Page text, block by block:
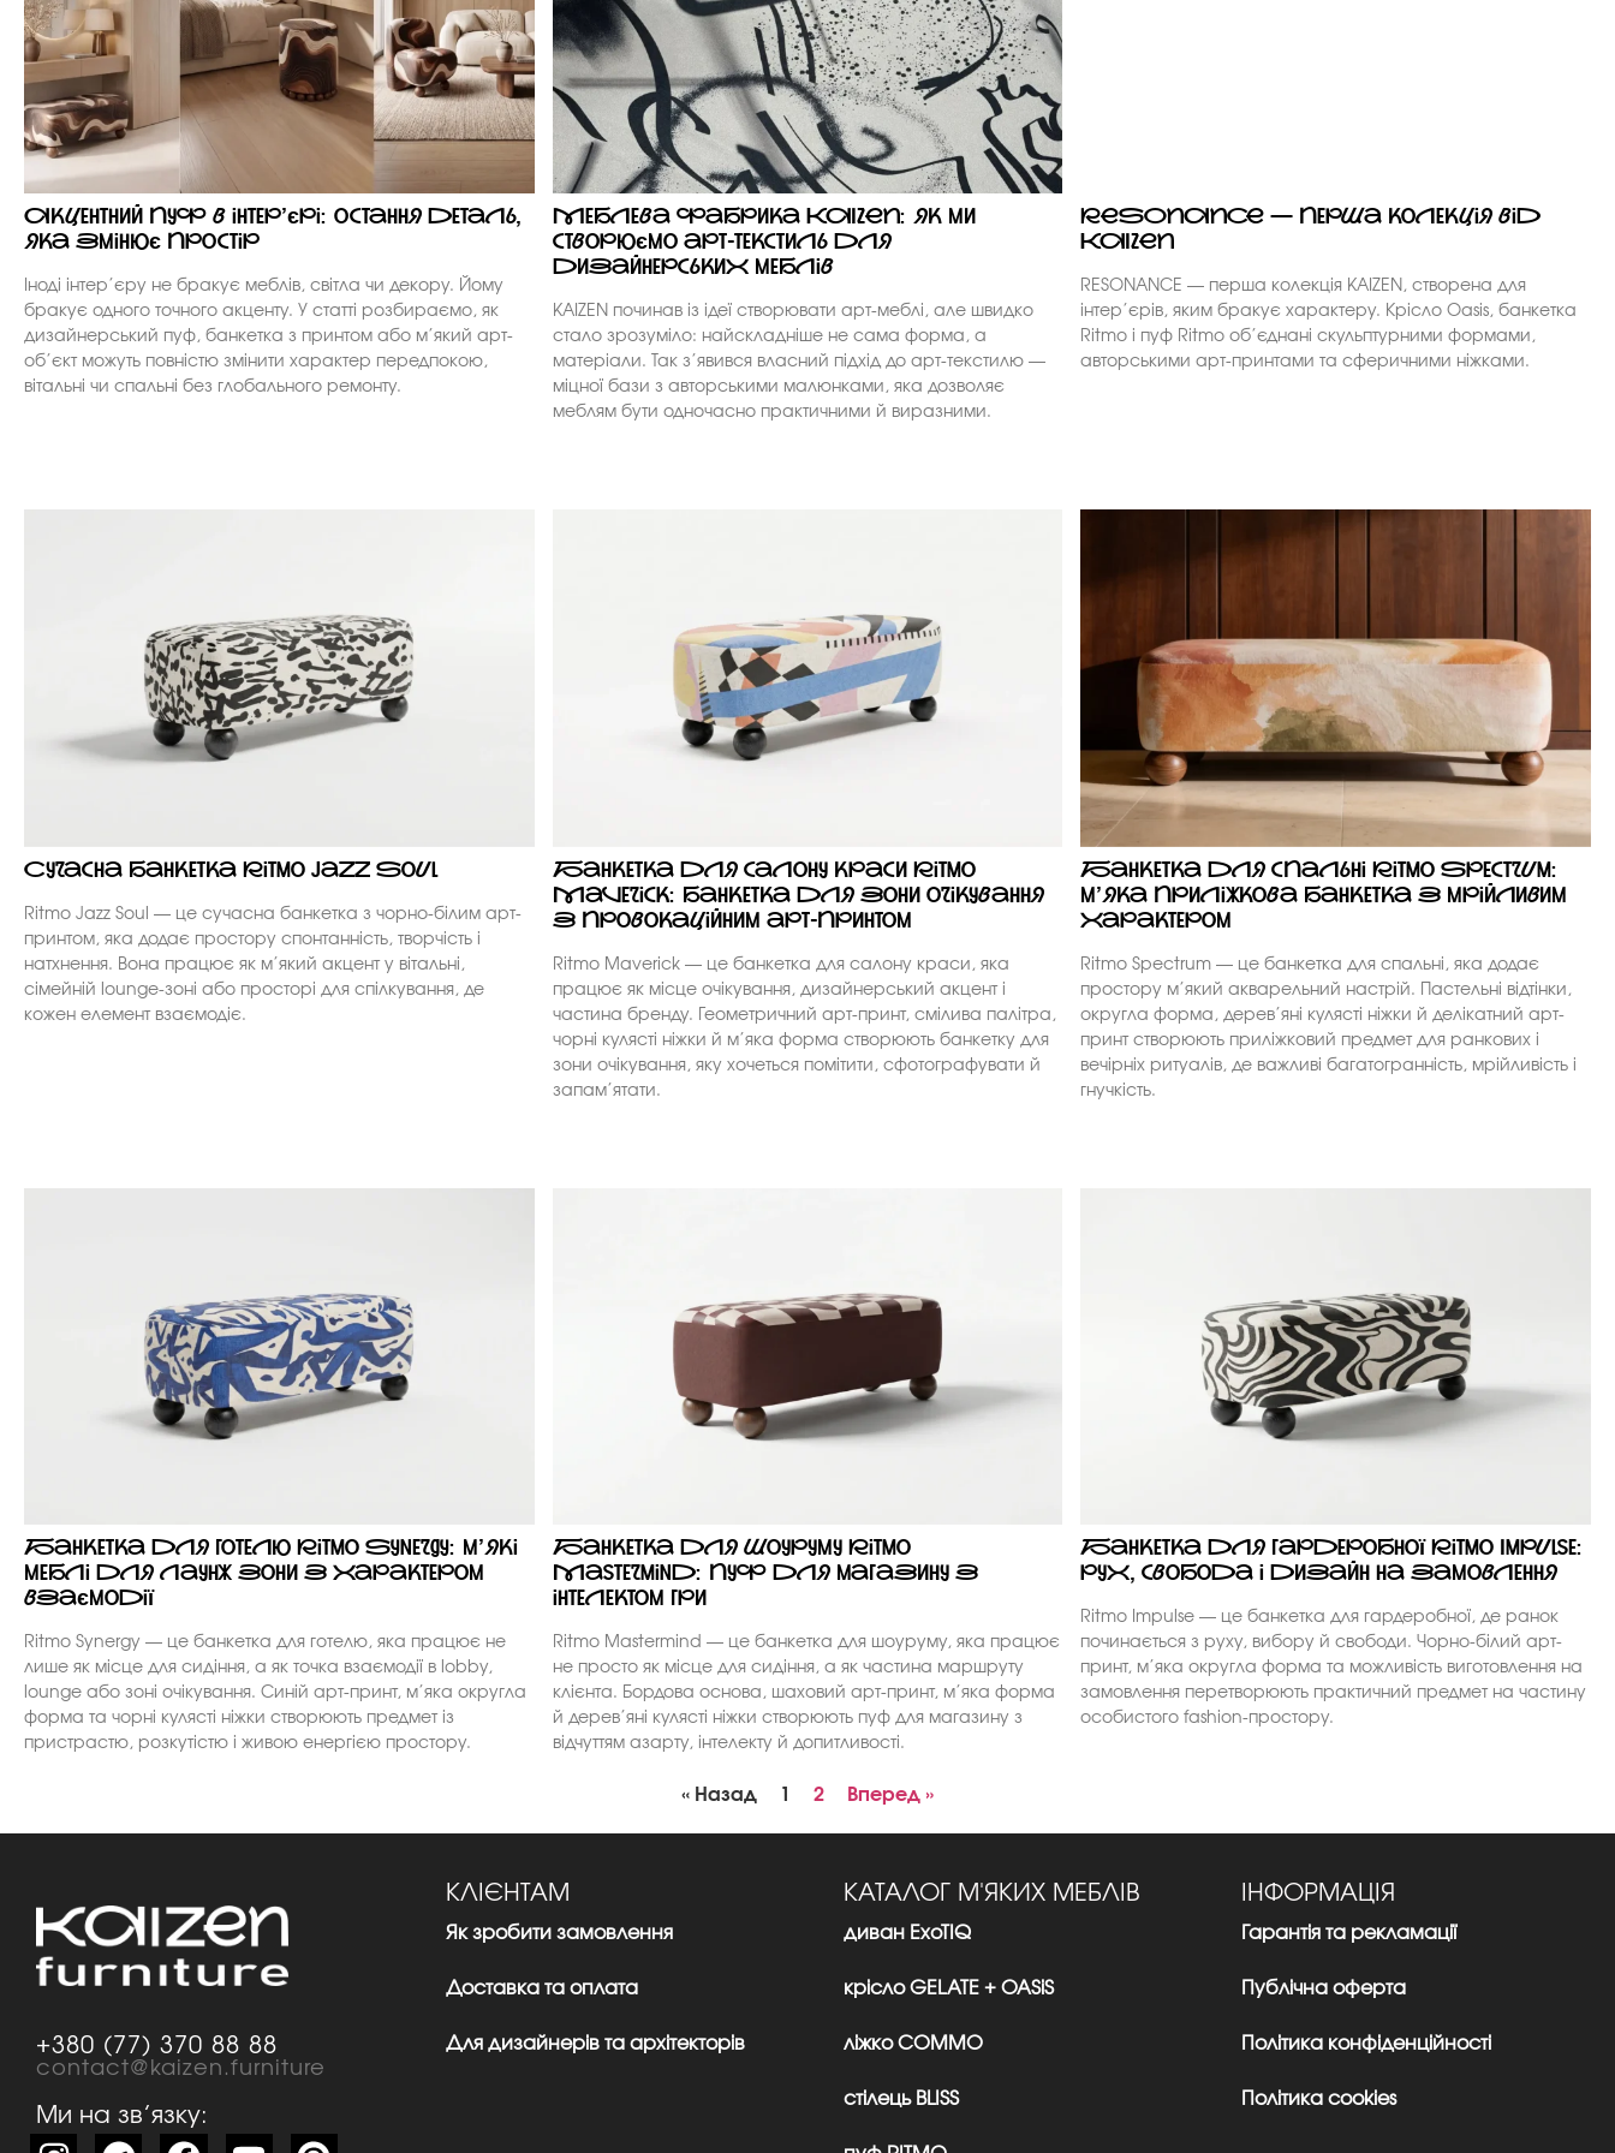
Акцентний пуф в інтер’єрі: остання деталь,
яка змінює простір
Іноді інтер’єру не бракує меблів, світла чи декору. Йому
бракує одного точного акценту. У статті розбираємо, як
дизайнерський пуф, банкетка з принтом або м’який арт-
об’єкт можуть повністю змінити характер передпокою,
вітальні чи спальні без глобального ремонту.
Меблева фабрика KAIZEN: як ми
створюємо арт-текстиль для
дизайнерських меблів
KAIZEN починав із ідеї створювати арт-меблі, але швидко
стало зрозуміло: найскладніше не сама форма, а
матеріали. Так з’явився власний підхід до арт-текстилю —
міцної бази з авторськими малюнками, яка дозволяє
меблям бути одночасно практичними й виразними.
RESONANCE — перша колекція від
KAIZEN
RESONANCE — перша колекція KAIZEN, створена для
інтер’єрів, яким бракує характеру. Крісло Oasis, банкетка
Ritmo і пуф Ritmo об’єднані скульптурними формами,
авторськими арт-принтами та сферичними ніжками.
Сучасна банкетка Ritmo Jazz Soul
Ritmo Jazz Soul — це сучасна банкетка з чорно-білим арт-
принтом, яка додає простору спонтанність, творчість і
натхнення. Вона працює як м’який акцент у вітальні,
сімейній lounge-зоні або просторі для спілкування, де
кожен елемент взаємодіє.
Банкетка для салону краси Ritmo
Maverick: банкетка для зони очікування
з провокаційним арт-принтом
Ritmo Maverick — це банкетка для салону краси, яка
працює як місце очікування, дизайнерський акцент і
частина бренду. Геометричний арт-принт, смілива палітра,
чорні кулясті ніжки й м’яка форма створюють банкетку для
зони очікування, яку хочеться помітити, сфотографувати й
запам’ятати.
Банкетка для спальні Ritmo Spectrum:
м’яка приліжкова банкетка з мрійливим
характером
Ritmo Spectrum — це банкетка для спальні, яка додає
простору м’який акварельний настрій. Пастельні відтінки,
округла форма, дерев’яні кулясті ніжки й делікатний арт-
принт створюють приліжковий предмет для ранкових і
вечірніх ритуалів, де важливі багатогранність, мрійливість і
гнучкість.
Банкетка для готелю Ritmo Synergy: м’які
меблі для лаунж зони з характером
взаємодії
Ritmo Synergy — це банкетка для готелю, яка працює не
лише як місце для сидіння, а як точка взаємодії в lobby,
lounge або зоні очікування. Синій арт-принт, м’яка округла
форма та чорні кулясті ніжки створюють предмет із
пристрастю, розкутістю і живою енергією простору.
Банкетка для шоуруму Ritmo
Mastermind: пуф для магазину з
інтелектом гри
Ritmo Mastermind — це банкетка для шоуруму, яка працює
не просто як місце для сидіння, а як частина маршруту
клієнта. Бордова основа, шаховий арт-принт, м’яка форма
й дерев’яні кулясті ніжки створюють пуф для магазину з
відчуттям азарту, інтелекту й допитливості.
Банкетка для гардеробної Ritmo Impulse:
рух, свобода і дизайн на замовлення
Ritmo Impulse — це банкетка для гардеробної, де ранок
починається з руху, вибору й свободи. Чорно-білий арт-
принт, м’яка округла форма та можливість виготовлення на
замовлення перетворюють практичний предмет на частину
особистого fashion-простору.
« Назад 1 2 Вперед »
+380 (77) 370 88 88
contact@kaizen.furniture
Ми на зв’язку:
КЛІЄНТАМ
Як зробити замовлення
Доставка та оплата
Для дизайнерів та архітекторів
КАТАЛОГ М'ЯКИХ МЕБЛІВ
диван ExoTIQ
крісло GELATE + OASiS
ліжко CОMMО
стілець BLISS
ІНФОРМАЦІЯ
Гарантія та рекламації
Публічна оферта
Політика конфіденційності
Політика cookies